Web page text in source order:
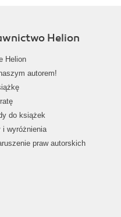
Helion
Helion
autorem!
do książek
i wyróżnienia
praw autorskich